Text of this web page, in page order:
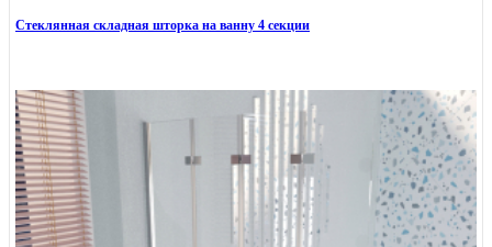
Стеклянная складная шторка на ванну 4 секции